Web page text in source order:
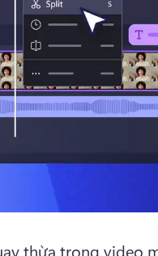
thừa trong video